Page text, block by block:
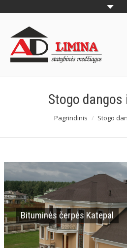
Naujienos
Akcijos
Paslaugos
Partneriai
Apie mus
Kontaktai
Stogo dangos
Pagrindinis Stogo
Bituminės čerpės Katepal